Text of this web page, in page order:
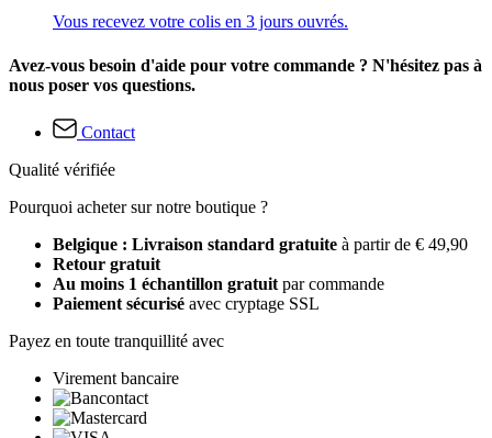
Vous recevez votre colis en 3 jours ouvrés.
Avez-vous besoin d'aide pour votre commande ? N'hésitez pas à
nous poser vos questions.
Contact
Qualité vérifiée
Pourquoi acheter sur notre boutique ?
Belgique : Livraison standard gratuite à partir de € 49,90
Retour gratuit
Au moins 1 échantillon gratuit par commande
Paiement sécurisé avec cryptage SSL
Payez en toute tranquillité avec
Virement bancaire